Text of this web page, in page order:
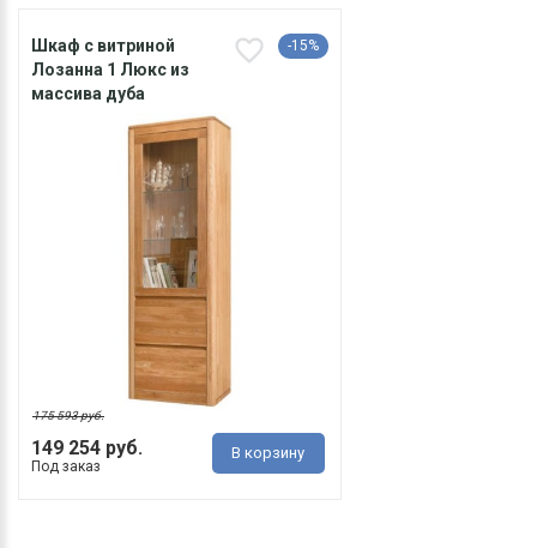
Шкаф с витриной
Лозанна 1 Люкс из
массива дуба
-15%
149 254 руб.
175 593 руб.
Под заказ
В корзину